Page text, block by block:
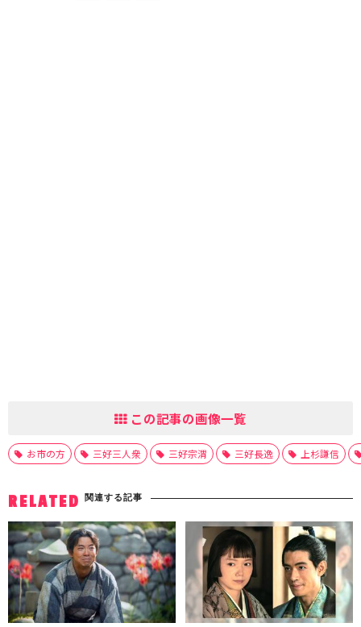
この記事の画像一覧
お市の方 三好三人衆 三好宗渭 三好長逸 上杉謙信
RELATED 関連する記事